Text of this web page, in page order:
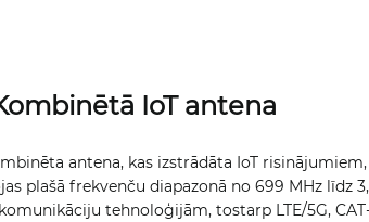
IoT antena
antena, kas izstrādāta IoT
plašā frekvenču diapazonā no 699 MHz līdz
tehnoloģijām, tostarp LTE/5G,